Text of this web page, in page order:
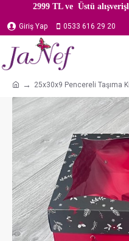
2999 TL ve Üstü
Giriş Yap 0533 616 29 20
25x30x9 Pencereli Taşıma